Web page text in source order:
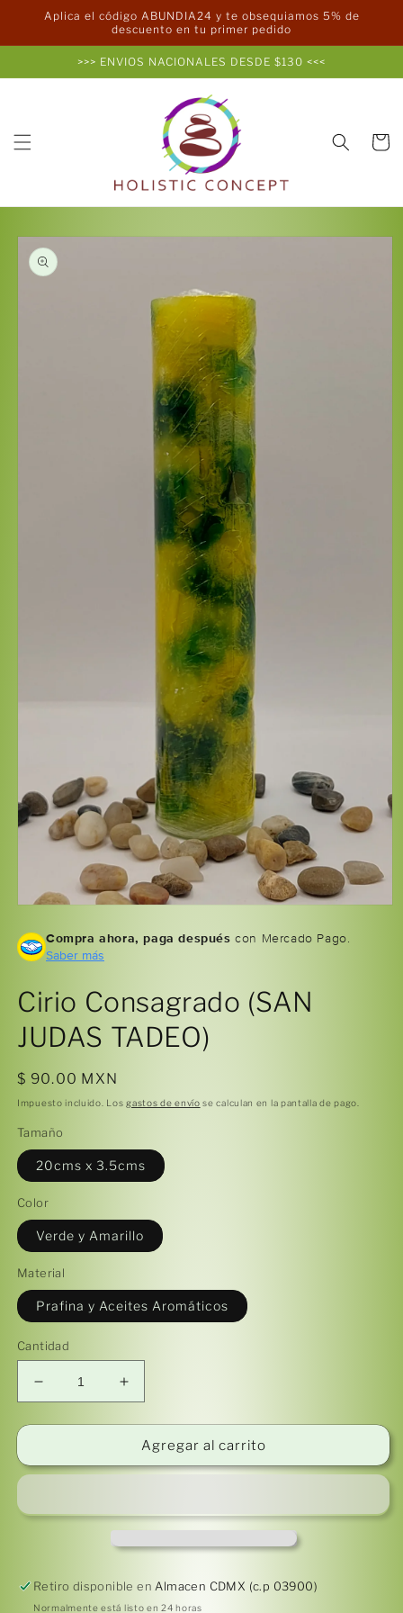
directamente
Aplica el código ABUNDIA24 y te obsequiamos 5% de
descuento en tu primer pedido
>>> ENVIOS NACIONALES DESDE $130 <<<
Carrito
directamente
información
multimedia
1
en
ventana
modal
Compra ahora, paga después con Mercado Pago.
Saber más
Cirio Consagrado (SAN
JUDAS TADEO)
Precio
habitual
$ 90.00 MXN
Impuesto incluido. Losgastos de envío se calculan en la pantalla de pago.
Tamaño
20cms x 3.5cms
Color
Verde y Amarillo
Material
Prafina y Aceites Aromáticos
Cantidad
Reducir
cantidad
para
Consagrado
TADEO)
Aumentar
cantidad
para
Cirio
Consagrado
TADEO)
Agregar al carrito
Retiro disponible enAlmacen CDMX (c.p 03900)
Normalmente está listo en 24 horas